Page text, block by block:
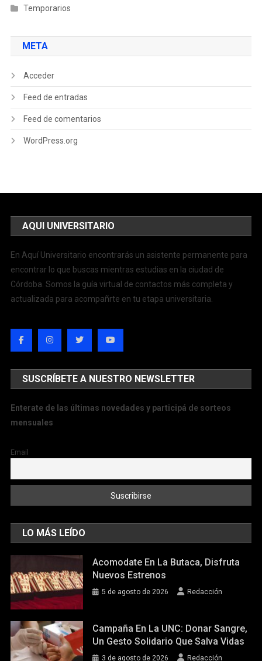
Temporarios
META
Acceder
Feed de entradas
Feed de comentarios
WordPress.org
AQUI UNIVERSITARIO
En Aquí Universitario encontrarás un asistente permanente para
encontrar lo que buscas mientras estudias en la ciudad de
Córdoba. Somos la guía virtual de contactos más completa y
actualizada para acompañrte en tu etapa universitaria.
SUSCRÍBETE A NUESTRO NEWSLETTER
Enterate de las últimas novedades y participá de sorteos
mensuales
Email
LO MÁS LEÍDO
Acomodate En La Butaca, Disfruta
Nuevos Estrenos
5 de agosto de 2026 Redacción
Campaña En La UNC: Donar Sangre,
Un Gesto Solidario Que Salva Vidas
3 de agosto de 2026 Redacción